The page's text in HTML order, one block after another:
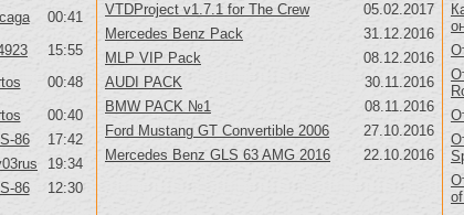
00:41
15:55
00:48
00:40
86
17:42
19:34
86 12:30
VTDProject v1.7.1 for The Crew
05.02.2017
Mercedes Benz Pack
31.12.2016
MLP VIP Pack
08.12.2016
AUDI PACK
30.11.2016
BMW PACK №1
08.11.2016
Ford Mustang GT Convertible 2006
27.10.2016
Mercedes Benz GLS 63 AMG 2016
22.10.2016